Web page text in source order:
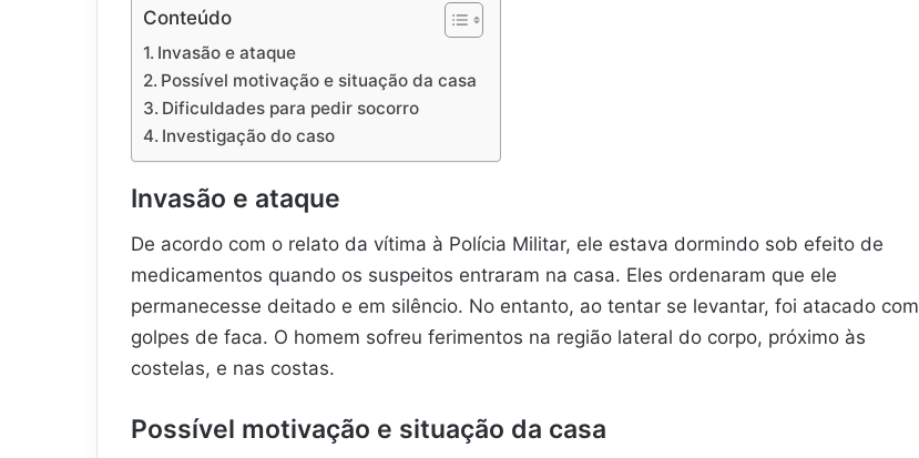
Conteúdo
Invasão e ataque
Possível motivação e situação da casa
Dificuldades para pedir socorro
Investigação do caso
Invasão e ataque
De acordo com o relato da vítima à Polícia Militar, ele estava dormindo sob efeito de
medicamentos quando os suspeitos entraram na casa. Eles ordenaram que ele
permanecesse deitado e em silêncio. No entanto, ao tentar se levantar, foi atacado com
golpes de faca. O homem sofreu ferimentos na região lateral do corpo, próximo às
costelas, e nas costas.
Possível motivação e situação da casa